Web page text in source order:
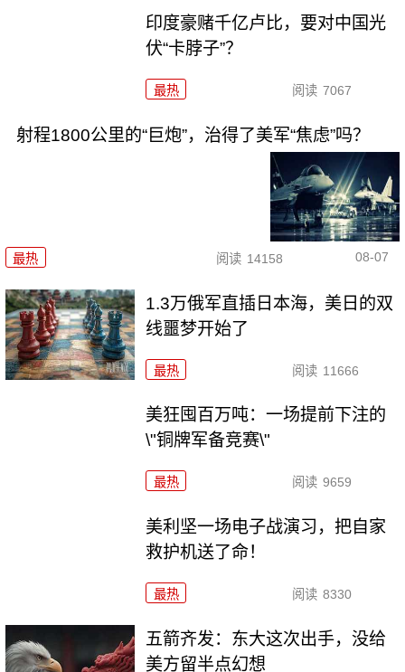
印度豪赌千亿卢比，要对中国光
伏“卡脖子”？
最热 阅读 7067
射程1800公里的“巨炮”，治得了美军“焦虑”吗？
最热 阅读 14158 08-07
1.3万俄军直插日本海，美日的双
线噩梦开始了
最热 阅读 11666
美狂囤百万吨：一场提前下注的
\"铜牌军备竞赛\"
最热 阅读 9659
美利坚一场电子战演习，把自家
救护机送了命！
最热 阅读 8330
五箭齐发：东大这次出手，没给
美方留半点幻想